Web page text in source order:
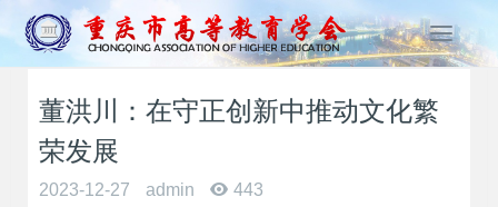
T
o
董洪川：在守正创新中推动文化繁
荣发展
2023-12-27 admin 443